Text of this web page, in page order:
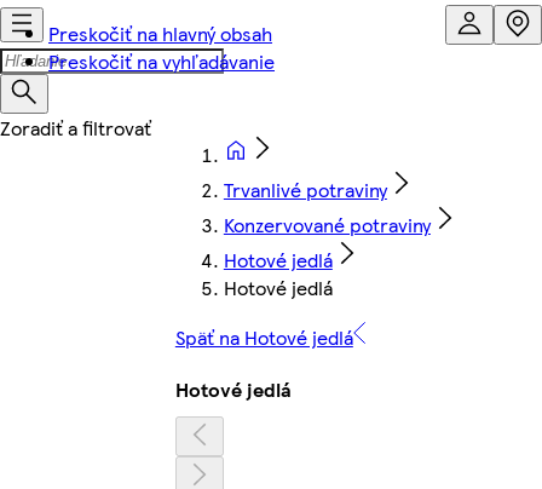
Preskočiť na hlavný obsah
Preskočiť na vyhľadávanie
Trvanlivé potraviny
Konzervované potraviny
Hotové jedlá
Hotové jedlá
Späť na Hotové jedlá
Hotové jedlá